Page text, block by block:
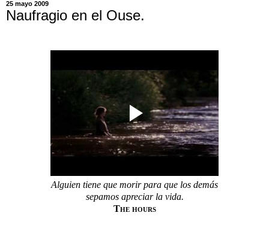
25 mayo 2009
Naufragio en el Ouse.
Alguien tiene que morir para que los demás
sepamos apreciar la vida.
The hours